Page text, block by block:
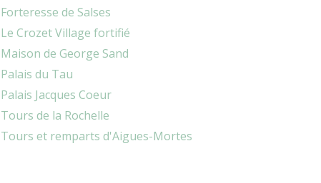
Forteresse de Salses
Le Crozet Village fortifié
Maison de George Sand
Palais du Tau
Palais Jacques Coeur
Tours de la Rochelle
Tours et remparts d'Aigues-Mortes